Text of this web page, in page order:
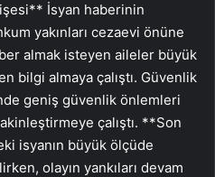
İsyan haberinin
yakınları cezaevi önüne
almak isteyen aileler büyük
bilgi almaya çalıştı. Güvenlik
geniş güvenlik önlemleri
çalıştı. **Son
isyanın büyük ölçüde
olayın yankıları devam